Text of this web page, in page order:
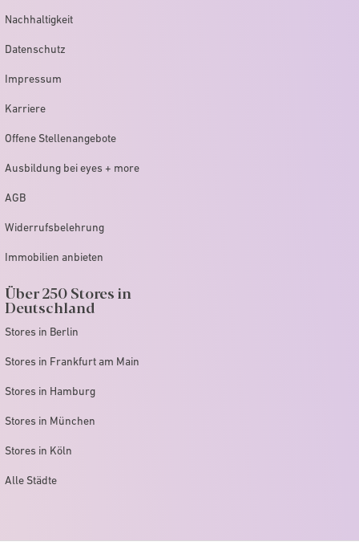
Nachhaltigkeit
Datenschutz
Impressum
Karriere
Offene Stellenangebote
Ausbildung bei eyes + more
AGB
Widerrufsbelehrung
Immobilien anbieten
Über 250 Stores in
Deutschland
Stores in Berlin
Stores in Frankfurt am Main
Stores in Hamburg
Stores in München
Stores in Köln
Alle Städte